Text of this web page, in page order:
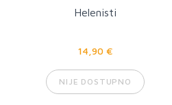
Helenisti
14,90 €
NIJE DOSTUPNO